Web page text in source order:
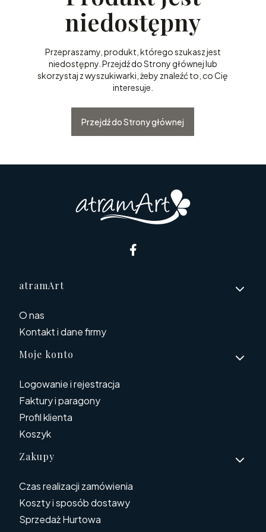
niedostępny
Przepraszamy, produkt, którego szukasz jest
niedostępny. Przejdź do Strony głównej lub
skorzystaj z wyszukiwarki, żeby znaleźć to, co Cię
interesuje.
Przejdź do Strony głównej
Linki w stopce
atramArt
O nas
Kontakt i dane firmy
Moje konto
Logowanie i rejestracja
Faktury i paragony
Profil klienta
Koszyk
Zakupy
Czas realizacji zamówienia
Koszty i sposób dostawy
Sprzedaż Hurtowa